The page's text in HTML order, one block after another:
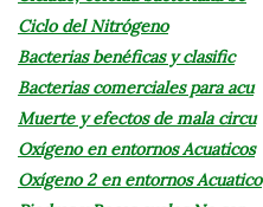
Ciclo del Nitrógeno
Bacterias benéficas y clasific
Bacterias comerciales para acu
Muerte y efectos de mala circu
Oxígeno en entornos Acuaticos
Oxígeno 2 en entornos Acuatico